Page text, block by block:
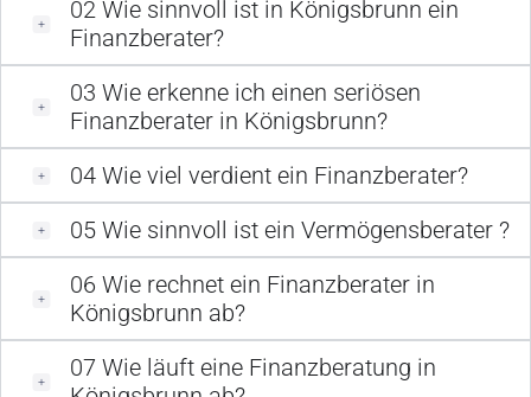
02 Wie sinnvoll ist in Königsbrunn ein
Finanzberater?
03 Wie erkenne ich einen seriösen
Finanzberater in Königsbrunn?
04 Wie viel verdient ein Finanzberater?
05 Wie sinnvoll ist ein Vermögensberater ?
06 Wie rechnet ein Finanzberater in
Königsbrunn ab?
07 Wie läuft eine Finanzberatung in